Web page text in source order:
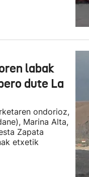
labak
dute La
ondorioz,
Marina Alta,
Zapata
etxetik